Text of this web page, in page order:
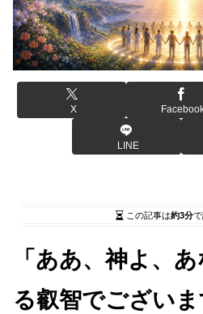
X
LINE
この記事は約3分で
「ああ、神よ、
る叡智でございま